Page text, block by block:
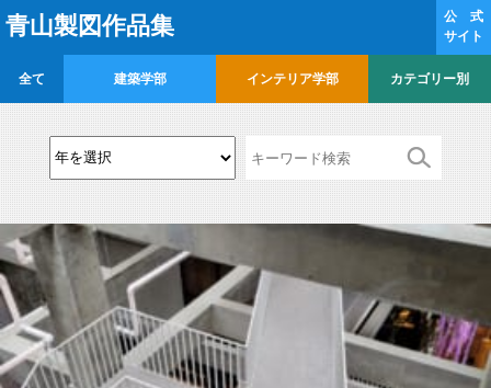
青山製図作品集
公 式
サイト
全て 建築学部 インテリア学部 カテゴリー別